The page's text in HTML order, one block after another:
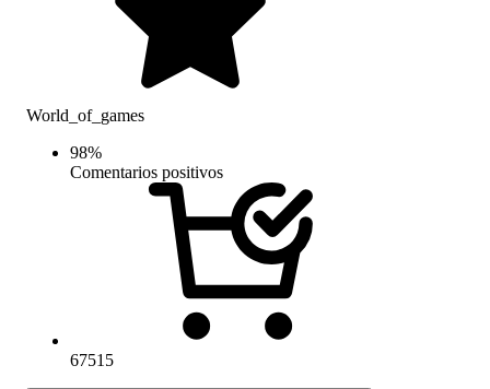
World_of_games
98%
Comentarios positivos
67515